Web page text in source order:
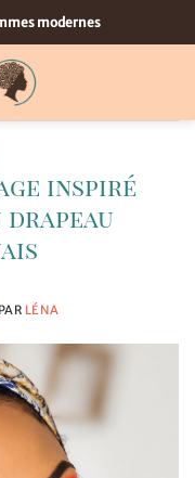
modernes
inspiré
PAR LÉNA